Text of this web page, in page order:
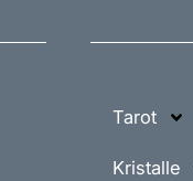
Tarot
Kristalle